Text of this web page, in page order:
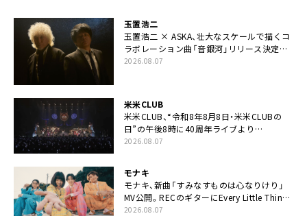
玉置浩二
玉置浩二 × ASKA、壮大なスケールで描くコ
ラボレーション曲「音銀河」リリース決定。
カップリングには新曲「命の宿り」収録も
2026.08.07
米米CLUB
米米CLUB、“令和8年8月8日・米米CLUBの
日”の午後8時に40周年ライブより
「FANtachy medley」を88年限定公開
2026.08.07
モナキ
モナキ、新曲「すみなすものは心なりけり」
MV公開。RECのギターにEvery Little Thing・
伊藤一朗参加も
2026.08.07